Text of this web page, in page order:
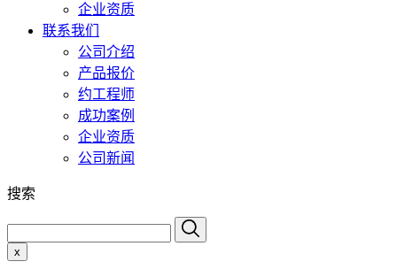
企业资质
联系我们
公司介绍
产品报价
约工程师
成功案例
企业资质
公司新闻
搜索
x